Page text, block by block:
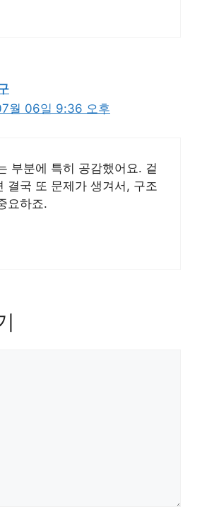
월 06일 9:36 오후
부분에 특히 공감했어요. 겉
결국 또 문제가 생겨서, 구조
요하죠.